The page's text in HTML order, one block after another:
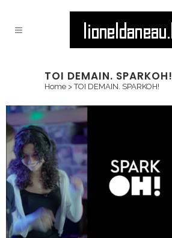
TOI DEMAIN. SPARKOH!
Home >TOI DEMAIN. SPARKOH!